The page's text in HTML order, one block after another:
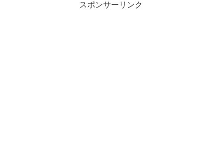
ットに出会えますので、この機会スポンサーリンク